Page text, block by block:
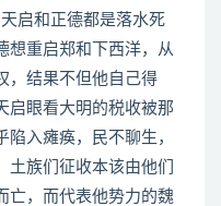
启和正德都是落水死
想重启郑和下西洋，从
，结果不但他自己得
启眼看大明的税收被那
入瘫痪，民不聊生，
土族们征收本该由他们
亡，而代表他势力的魏